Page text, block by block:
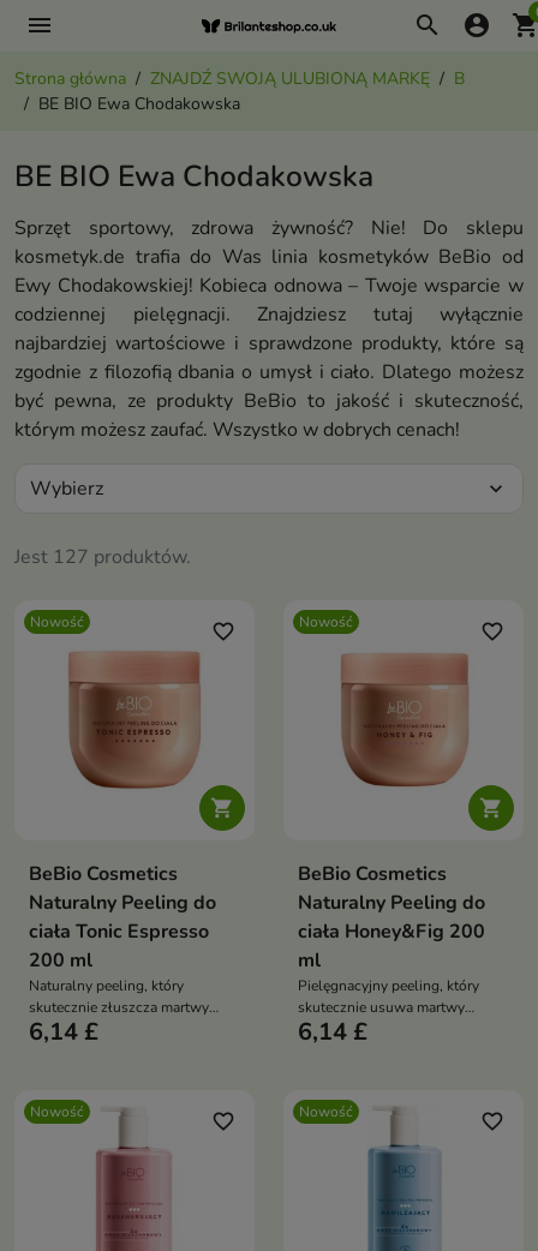
menu search account_circle
Strona główna ZNAJDŹ SWOJĄ ULUBIONĄ MARKĘ
B
BE BIO Ewa Chodakowska
BE BIO Ewa Chodakowska
Sprzęt sportowy, zdrowa żywność? Nie! Do sklepu
kosmetyk.de trafia do Was linia kosmetyków BeBio od
Ewy Chodakowskiej! Kobieca odnowa – Twoje wsparcie w
codziennej pielęgnacji. Znajdziesz tutaj wyłącznie
najbardziej wartościowe i sprawdzone produkty, które są
zgodnie z filozofią dbania o umysł i ciało. Dlatego możesz
być pewna, ze produkty BeBio to jakość i skuteczność,
którym możesz zaufać. Wszystko w dobrych cenach!
Jest 127 produktów.
Wybierz expand_more
Nowość

favorite_border
BeBio Cosmetics
Naturalny Peeling do
ciała Tonic Espresso
200 ml
Naturalny peeling, który
skutecznie złuszcza martwy
naskórek, wygładza skórę i
6,14 £
Nowość

favorite_border
BeBio Cosmetics
Naturalny Peeling do
ciała Honey&Fig 200
ml
Pielęgnacyjny peeling, który
skutecznie usuwa martwy
naskórek, wygładza skórę i
6,14 £
Nowość favorite_border Nowość favorite_border